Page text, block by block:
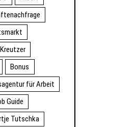
Bonus
für Arbeit
Guide
Tutschka